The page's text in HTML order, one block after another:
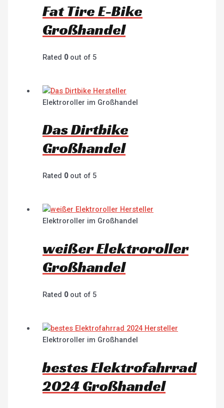
Fat Tire E-Bike
Großhandel
Rated 0out of 5
Elektroroller im Großhandel
Das Dirtbike
Großhandel
Rated 0out of 5
Elektroroller im Großhandel
weißer Elektroroller
Großhandel
Rated 0out of 5
Elektroroller im Großhandel
bestes Elektrofahrrad
2024 Großhandel